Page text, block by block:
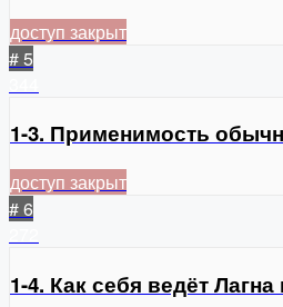
доступ закрыт
# 5
1-3. Применимость
доступ закрыт
# 6
1-4. Как себя ведёт